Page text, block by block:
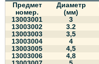
Предмет
номер.
Диаметр
(мм)
13003001
3
13003002
3.2
13003003
3,5
13003004
4
13003005
4,5
13003006
4,8